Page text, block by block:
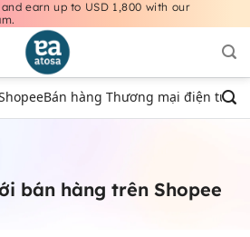
earn up to USD 1,800 with our
Bán hàng Thương mại điện tử
bán hàng trên Shopee